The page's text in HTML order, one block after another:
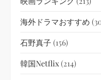
海外ドラマおすすめ
石野真子 (156)
韓国netflix(214)